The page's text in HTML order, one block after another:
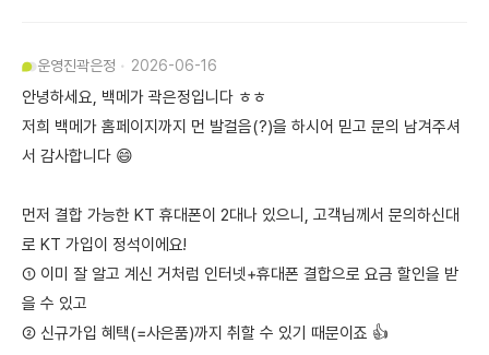
운영진곽은정 2026-06-16
안녕하세요, 백메가 곽은정입니다 ㅎㅎ
저희 백메가 홈페이지까지 먼 발걸음(?)을 하시어 믿고 문의 남겨주셔
서 감사합니다 😄
먼저 결합 가능한 KT 휴대폰이 2대나 있으니, 고객님께서 문의하신대
로 KT 가입이 정석이에요!
① 이미 잘 알고 계신 거처럼 인터넷+휴대폰 결합으로 요금 할인을 받
을 수 있고
② 신규가입 혜택(=사은품)까지 취할 수 있기 때문이죠 👍